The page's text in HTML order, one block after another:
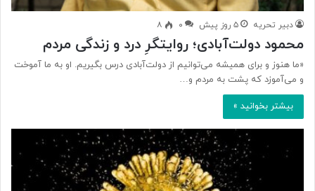
دبیر تحریه ۵ روز پیش ۰ ۸
محمود دولت‌آبادی؛ روایتگرِ درد و زندگی مردم
«ما هنوز و برای همیشه می‌توانیم از دولت‌آبادی درس بگیریم. او به ما آموخت
و می‌آموزد که پشت به مردم و…
بیشتر بخوانید »